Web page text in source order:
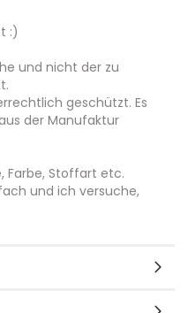
:)
und nicht der zu
geschützt. Es
der Manufaktur
Farbe, Stoffart etc.
und ich versuche,